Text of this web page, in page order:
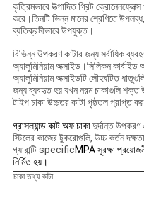
কৃত্রিমভাবে উত্পাদিত গ্রিট ক্রোনেনফ্লেক্স
করে।তিনটি ভিন্ন মানের শ্রেণিতে
ব্যতিক্রমীভাবে উপযুক্ত।
বিভিন্ন উপকরণ কাটার জন্য সর্বাধিক
অ্যালুমিনিয়াম অক্সাইড।সিলিকন
অ্যালুমিনিয়াম অক্সাইডটি লৌহঘটিত
জন্য ব্যবহৃত হয় যখন নরম চাকাগুলি শক্ত
টাইপ চাকা উচ্চতর কাটা পৃষ্ঠতল প্রাপ্ত
গ্রাসল্যান্ড কাট অফ চাকাদুর্দান্ত উপকরণ
স্টিলের কাজের টুকরোগুলি, উচ্চ কর্তন
গ্যারান্টি specificMPA সুরক্ষা
নির্মিত হয়।
চাকা তথ্য কাটা: